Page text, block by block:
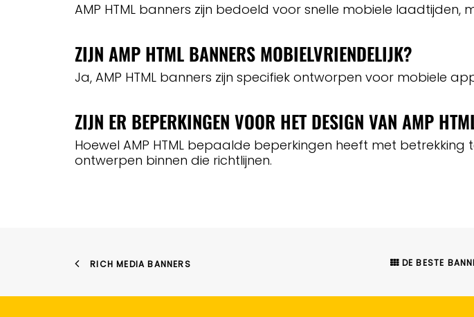
AMP HTML banners zijn bedoeld voor snelle mobiele
ZIJN AMP HTML BANNERS MOBIELVRIENDELIJK?
Ja, AMP HTML banners zijn specifiek ontworpen voor mobiele
ZIJN ER BEPERKINGEN VOOR HET DESIGN VAN AMP
Hoewel AMP HTML bepaalde beperkingen heeft met
ontwerpen binnen die richtlijnen.
RICH MEDIA BANNERS DE BESTE